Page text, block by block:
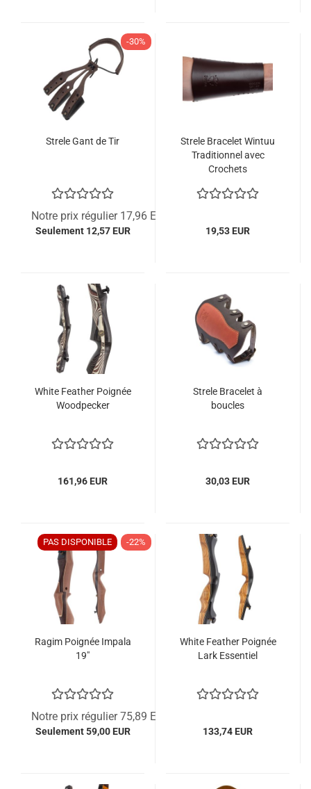
-30%
Strele Gant de Tir
Notre prix régulier 17,96 EUR
Seulement 12,57 EUR
Strele Bracelet Wintuu
Traditionnel avec
Crochets
19,53 EUR
White Feather Poignée
Woodpecker
161,96 EUR
Strele Bracelet à
boucles
30,03 EUR
PAS DISPONIBLE -22%
Ragim Poignée Impala
19"
Notre prix régulier 75,89 EUR
Seulement 59,00 EUR
White Feather Poignée
Lark Essentiel
133,74 EUR